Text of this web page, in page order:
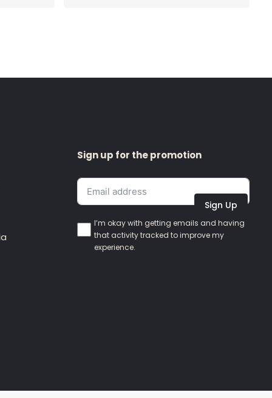
Sign up for the promotion
Sign Up
I’m okay with getting emails and having
that activity tracked to improve my
experience.